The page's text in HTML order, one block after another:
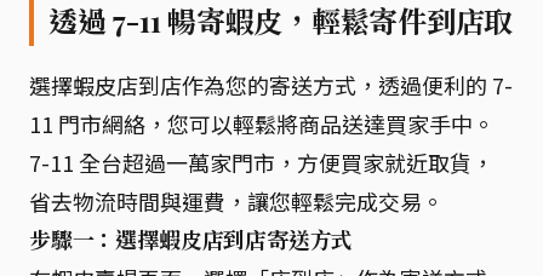
透過 7-11 暢寄蝦皮，輕鬆寄件到店取
選擇蝦皮店到店作為您的寄送方式，透過便利的 7-
11 門市網絡，您可以輕鬆將商品送達買家手中。
7-11 全台超過一萬家門市，方便買家就近取貨，
省去物流時間與運費，讓您輕鬆完成交易。
步驟一：選擇蝦皮店到店寄送方式